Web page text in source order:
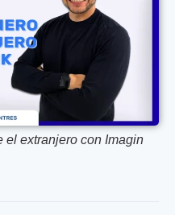
el extranjero con Imagin